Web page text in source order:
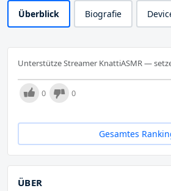
Überblick Biografie
Unterstütze Streamer KnattiASMR —
0 0
Gesamtes
ÜBER